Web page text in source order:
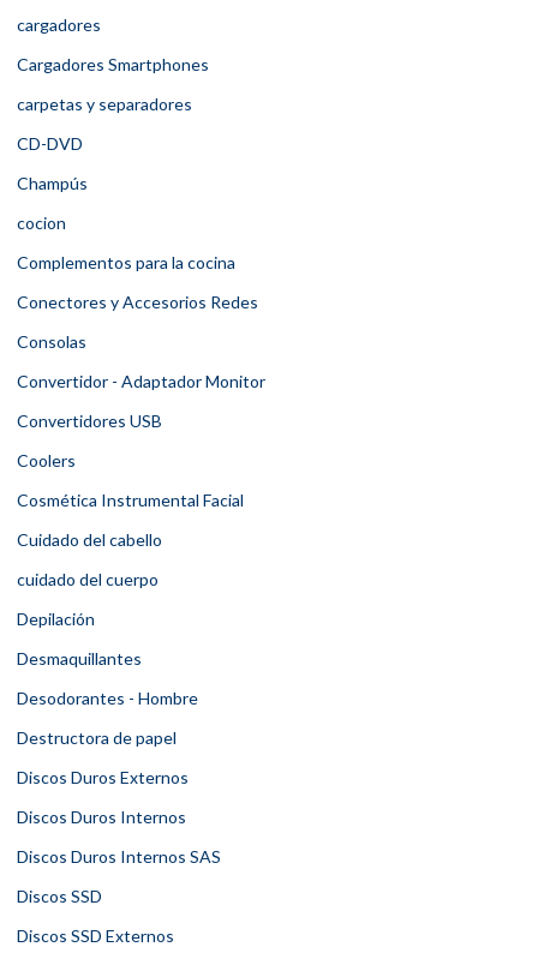
cargadores
Cargadores Smartphones
carpetas y separadores
CD-DVD
Champús
cocion
Complementos para la cocina
Conectores y Accesorios Redes
Consolas
Convertidor - Adaptador Monitor
Convertidores USB
Coolers
Cosmética Instrumental Facial
Cuidado del cabello
cuidado del cuerpo
Depilación
Desmaquillantes
Desodorantes - Hombre
Destructora de papel
Discos Duros Externos
Discos Duros Internos
Discos Duros Internos SAS
Discos SSD
Discos SSD Externos